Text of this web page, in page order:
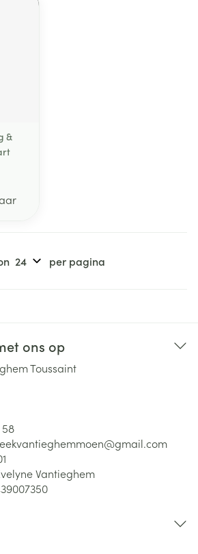
&
per pagina
ons op
Toussaint
gmail.com
Vantieghem